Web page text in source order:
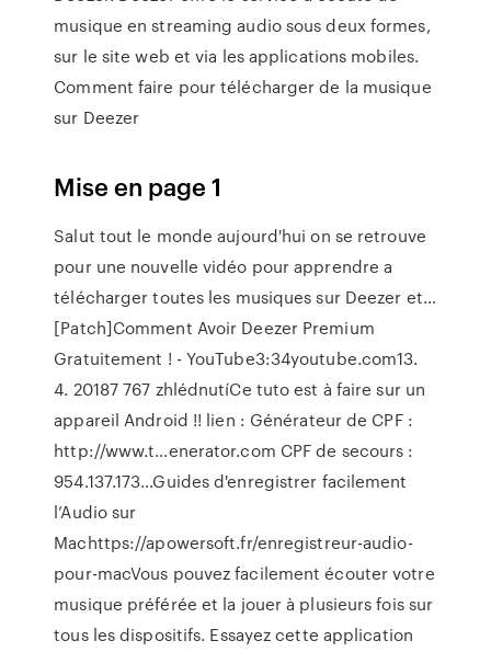
musique en streaming audio sous deux formes,
sur le site web et via les applications mobiles.
Comment faire pour télécharger de la musique
sur Deezer
Mise en page 1
Salut tout le monde aujourd'hui on se retrouve
pour une nouvelle vidéo pour apprendre a
télécharger toutes les musiques sur Deezer et…
[Patch]Comment Avoir Deezer Premium
Gratuitement ! - YouTube3:34youtube.com13.
4. 20187 767 zhlédnutíCe tuto est à faire sur un
appareil Android !! lien : Générateur de CPF :
http://www.t…enerator.com CPF de secours :
954.137.173…Guides d'enregistrer facilement
l’Audio sur
Machttps://apowersoft.fr/enregistreur-audio-
pour-macVous pouvez facilement écouter votre
musique préférée et la jouer à plusieurs fois sur
tous les dispositifs. Essayez cette application